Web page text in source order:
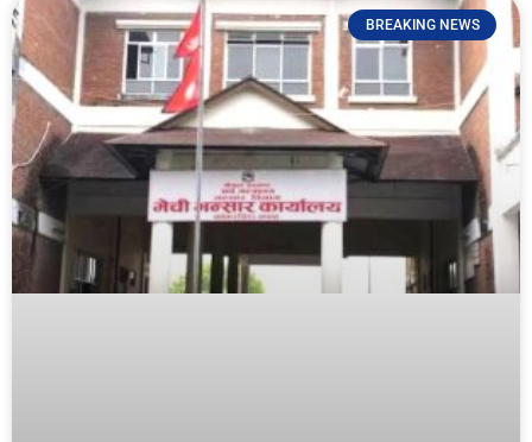
BREAKING NEWS